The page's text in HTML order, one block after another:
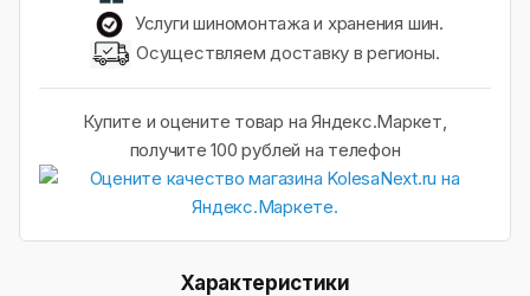
Услуги шиномонтажа и хранения шин.
Осуществляем доставку в регионы.
Купите и оцените товар на Яндекс.Маркет,
получите 100 рублей на телефон
Характеристики